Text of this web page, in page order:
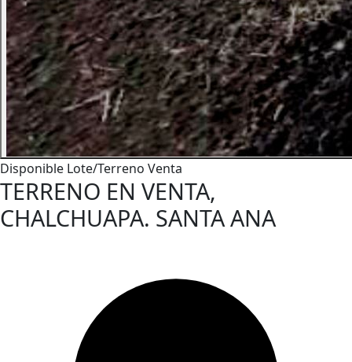
Disponible Lote/Terreno Venta
TERRENO EN VENTA,
CHALCHUAPA. SANTA ANA